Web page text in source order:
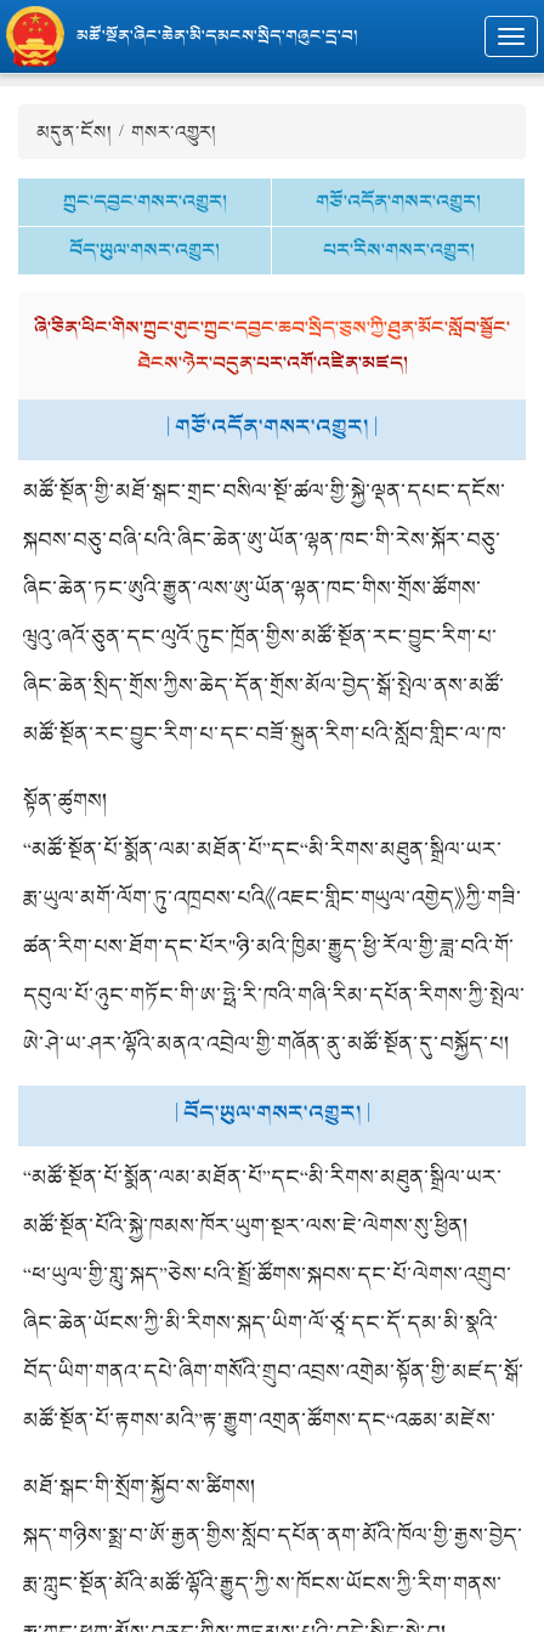
མཚོ་སྔོན་ཞིང་ཆེན་མི་དམངས་སྲིད་གཞུང་དྲ་བ།
མདུན་ངོས། / གསར་འགྱུར།
ཀྲུང་དབྱང་གསར་འགྱུར།
གཙོ་འདོན་གསར་འགྱུར།
བོད་ཡུལ་གསར་འགྱུར།
པར་རིས་གསར་འགྱུར།
ཞི་ཅིན་ཕིང་གིས་ཀྲུང་གུང་ཀྲུང་དབྱང་ཆབ་སྲིད་ཅུས་ཀྱི་ཐུན་མོང་སློབ་སྦྱོང་
ཐེངས་ཉེར་བདུན་པར་འགོ་འཛིན་མཛད།
| གཙོ་འདོན་གསར་འགྱུར། |
མཚོ་སྔོན་གྱི་མཐོ་སྒང་གྲང་བསིལ་སྔོ་ཚལ་གྱི་སྐྱེ་ལྡན་དཔང་དངོས་
ར་སྤྲོད་གཞི་ཁྱོན་རྒྱུན་མཐུད་ངང་ཆེ་རུ་ཕྱིན།
སྐབས་བཅུ་བཞི་པའི་ཞིང་ཆེན་ཨུ་ཡོན་ལྷན་ཁང་གི་རེས་སྐོར་བཅུ་
པའི་སྐོར་ཞིབ་ལེགས་གྲུབ་བྱུང་ནས་གཅིག་སྡུད་ཕྱིར་ལྡོག་བྱས།
ཞིང་ཆེན་ཏང་ཨུའི་རྒྱུན་ལས་ཨུ་ཡོན་ལྷན་ཁང་གིས་གྲོས་ཚོགས་
བསྡུས་པ་དང་། ཝུའུ་ཞའོ་ཅུན་གྱིས་འགོ་འཛིན་བྱས།
ཝུའུ་ཞའོ་ཅུན་དང་ལུའོ་ཏུང་ཁྲོན་གྱིས་མཚོ་སྔོན་རང་བྱུང་རིག་པ་
དང་བཟོ་སྐྲུན་རིག་པའི་སློབ་གླིང་ལ་ཁ་གཏད་རོགས་སྐྱོར་བྱེད་པའི་
མཐོ་རིམ་སློབ་གྲྭ་དང་དེ་བཞིན་སློབ་གྲྭ་དགུའི་མནའ་འབྲེལ་གྱི་
ཁོངས་མིའི་འབྲེལ་ཡོད་འགོ་ཁྲིད་དང་ཐུག་འཕྲད་བྱས།
ཞིང་ཆེན་སྲིད་གྲོས་ཀྱིས་ཆེད་དོན་གྲོས་མོལ་བྱེད་སྒོ་སྤེལ་ནས་མཚོ་
སྔོན་གྱི་ཚྭའི་ཐོན་ཁུངས་ནུས་ལྡན་ངང་གསར་སྤེལ་བེད་སྤྱོད་བྱེད་
པར་སྐུལ་འདེད་བཏང་སྟེ་འཛམ་གླིང་རིམ་པའི་ཚྭ་མཚོའི་ཐོན་ལས་
རྟེན་གཞི་བསྐྲུན་པར་རོགས་འདེགས་བྱས།
མཚོ་སྔོན་རང་བྱུང་རིག་པ་དང་བཟོ་སྐྲུན་རིག་པའི་སློབ་གླིང་ལ་ཁ་
གཏད་རོགས་སྐྱོར་བྱེད་པའི་མཐོ་རིམ་སློབ་གྲྭའི་མཉམ་འབྲེལ་གྲོས་
ཚོགས་སྐབས་གཉིས་པ་བསྡུས།
སྟོན་ཚུགས།
“མཚོ་སྔོན་པོ་སྨོན་ལམ་མཐོན་པོ”དང“མི་རིགས་མཐུན་སྒྲིལ་ཡར་
ཐོན་རྟགས་མའི”ཞིང་ཆེན་ཡོངས་ཀྱི་སྡེ་ཆེན་རྩེད་རའི་ལ་གཞས་
འགྲན་སྡུར་སྐབས་བཅུ་པ་འཚོགས།
རྨ་ཡུལ་མགོ་ལོག་ཏུ་འཁྲབས་པའི《འཇང་གླིང་གཡུལ་འགྱེད》ཀྱི་གཟི་
བྱིན།
ཚན་རིག་པས་ཐོག་དང་པོར"ཉི་མའི་ཁྱིམ་རྒྱུད་ཕྱི་རོལ་གྱི་ཟླ་བའི་གོ་
ལ"ལྟ་འཇལ་བྱེད་ཐུབ་སོང་།
དབུལ་པོ་ཉུང་གཏོང་གི་ཨ་ཧྥེ་རི་ཁའི་གཞི་རིམ་དཔོན་རིགས་ཀྱི་སྤེལ་
རེས་ཟབ་སྦྱོང་འཛིན་གྲྭ་མཚོ་སྔོན་དུ་འཚོགས་པ།
ཨེ་ཤེ་ཡ་ཤར་ལྷོའི་མནའ་འབྲེལ་གྱི་གཞོན་ནུ་མཚོ་སྔོན་དུ་བསྐྱོད་པ།
| བོད་ཡུལ་གསར་འགྱུར། |
“མཚོ་སྔོན་པོ་སྨོན་ལམ་མཐོན་པོ”དང“མི་རིགས་མཐུན་སྒྲིལ་ཡར་
ཐོན་རྟགས་མའི”ཞིང་ཆེན་ཡོངས་ཀྱི་སྡེ་ཆེན་རྩེད་རའི་ལ་གཞས་
འགྲན་སྡུར་སྐབས་བཅུ་པ་འཚོགས།
མཚོ་སྔོན་པོའི་སྐྱེ་ཁམས་ཁོར་ཡུག་སྔར་ལས་ཇེ་ལེགས་སུ་ཕྱིན།
“ཕ་ཡུལ་གྱི་གླུ་སྐད”ཅེས་པའི་སྤྲོ་ཚོགས་སྐབས་དང་པོ་ལེགས་འགྲུབ་
བྱུང་།
ཞིང་ཆེན་ཡོངས་ཀྱི་མི་རིགས་སྐད་ཡིག་ལོ་ཙཱ་དང་དོ་དམ་མི་སྣའི་
གསོ་སྦྱོང་འཛིན་གྲྭ་ཟི་ལིང་དུ་བསྡུས།
བོད་ཡིག་གནའ་དཔེ་ཞིག་གསོའི་གྲུབ་འབྲས་འགྲེམ་སྟོན་གྱི་མཛད་སྒོ་
ཞིག་འབར་ཁམས་ནས་འཚོགས།
མཚོ་སྔོན་པོ་རྟགས་མའི”རྟ་རྒྱུག་འགྲན་ཚོགས་དང“འཆམ་མཛེས་
གསེར་ཆེན”ཞེས་པའི་སྒྲ་སྙན་རྡུང་ལེན་འགྲན་ཚོགས་སྐབས་དགུ་པའི་
ཕྲེང་བསྟར་བྱ་འགུལ་སྤེལ།
མཐོ་སྒང་གི་སྲོག་སྐྱོབ་ས་ཚིགས།
སྐད་གཉིས་སྨྲ་བ་ཨོ་རྒྱན་གྱིས་སློབ་དཔོན་ནག་མོའི་ཁོལ་གྱི་རྒྱས་བྱེད་
མའི་ཟློས་གར་བོད་ཡིག་ཏུ་བསྒྱུར་ཏེ་པར་སྐྲུན་བྱས།
རྨ་ཀླུང་སྔོན་མོའི་མཚོ་ལྷོའི་རྒྱུད་ཀྱི་ས་ཁོངས་ཡོངས་ཀྱི་རིག་གནས་